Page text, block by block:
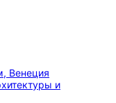
Венеция
и